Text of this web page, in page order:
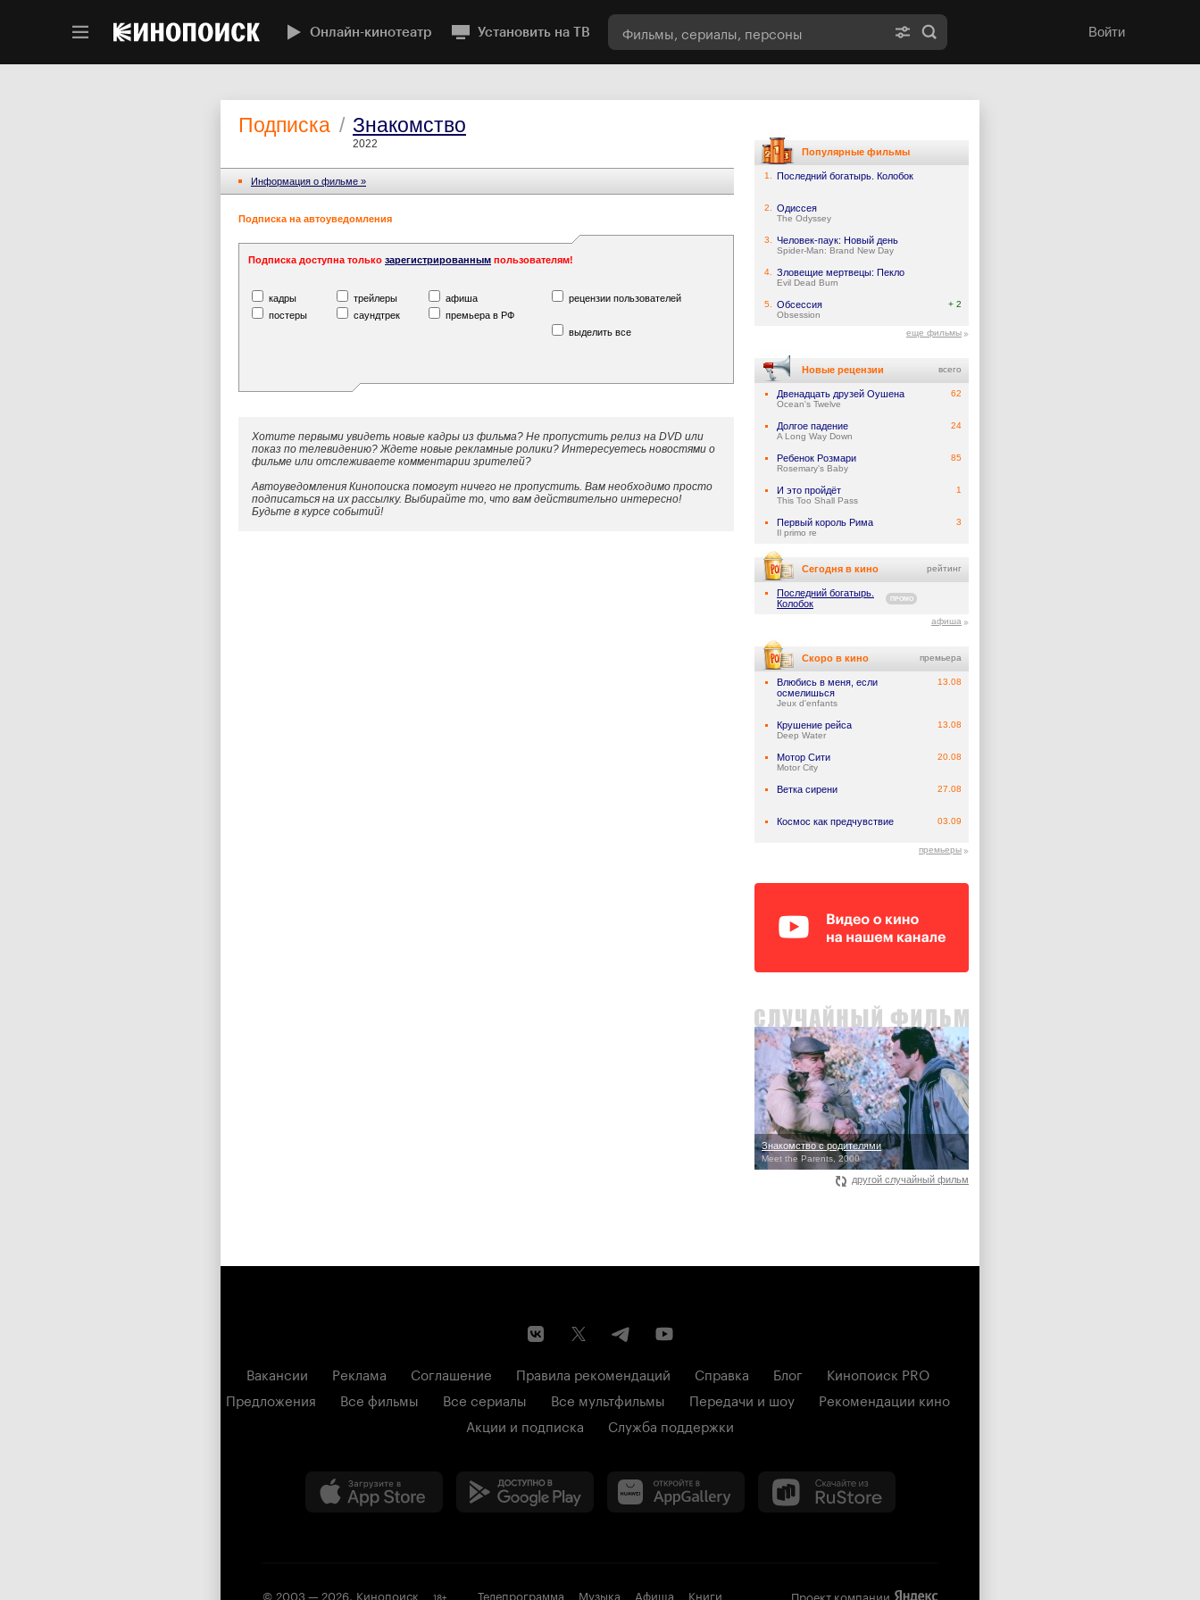
Онлайн-кинотеатр Установить на ТВ Войти
Подписка / Знакомство
2022
Информация o фильме »
Подписка на автоуведомления
Подписка доступна только зарегистрированным пользователям!
кадры трейлеры афиша
рецензии пользователей
постеры
саундтрек
премьера в РФ
выделить все
Хотите первыми увидеть новые кадры из фильма? Не пропустить релиз на DVD или
показ по телевидению? Ждете новые рекламные ролики? Интересуетесь новостями о
фильме или отслеживаете комментарии зрителей?
Автоуведомления Кинопоиска помогут ничего не пропустить. Вам необходимо просто
подписаться на их рассылку. Выбирайте то, что вам действительно интересно!
Будьте в курсе событий!
Популярные фильмы
1. Последний богатырь. Колобок
2. Одиссея
The Odyssey
3. Человек-паук: Новый день
Spider-Man: Brand New Day
4. Зловещие мертвецы: Пекло
Evil Dead Burn
5. Обсессия
Obsession
+ 2
еще фильмы
Новые рецензии всего
Двенадцать друзей Оушена
Ocean's Twelve
62
Долгое падение
A Long Way Down
24
Ребенок Розмари
Rosemary's Baby
85
И это пройдёт
This Too Shall Pass
1
Первый король Рима
Il primo re
3
Сегодня в кино рейтинг
Последний богатырь.
Колобок
ПРОМО
афиша
Скоро в кино премьера
Влюбись в меня, если
осмелишься
Jeux d'enfants
13.08
Крушение рейса
Deep Water
13.08
Мотор Сити
Motor City
20.08
Ветка сирени 27.08
Космос как предчувствие 03.09
премьеры
Знакомство с родителями
Meet the Parents, 2000
другой случайный фильм
Вакансии Реклама Соглашение Правила рекомендаций Справка Блог
Кинопоиск PRO
Предложения
Все фильмы Все сериалы Все мультфильмы Передачи и шоу
Рекомендации кино
Акции и подписка
Служба поддержки
© 2003 — 2026, Кинопоиск 18+ Телепрограмма Музыка Афиша Книги Проект компании